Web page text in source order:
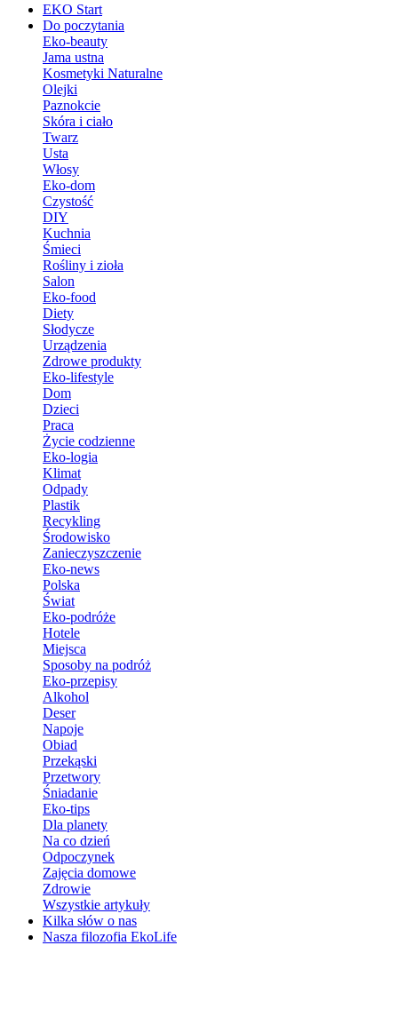
EKO Start
Do poczytania
Eko-beauty
Jama ustna
Kosmetyki Naturalne
Olejki
Paznokcie
Skóra i ciało
Twarz
Usta
Włosy
Eko-dom
Czystość
DIY
Kuchnia
Śmieci
Rośliny i zioła
Salon
Eko-food
Diety
Słodycze
Urządzenia
Zdrowe produkty
Eko-lifestyle
Dom
Dzieci
Praca
Życie codzienne
Eko-logia
Klimat
Odpady
Plastik
Recykling
Środowisko
Zanieczyszczenie
Eko-news
Polska
Świat
Eko-podróże
Hotele
Miejsca
Sposoby na podróż
Eko-przepisy
Alkohol
Deser
Napoje
Obiad
Przekąski
Przetwory
Śniadanie
Eko-tips
Dla planety
Na co dzień
Odpoczynek
Zajęcia domowe
Zdrowie
Wszystkie artykuły
Kilka słów o nas
Nasza filozofia EkoLife